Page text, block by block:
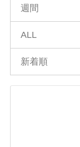
週間
ALL
新着順